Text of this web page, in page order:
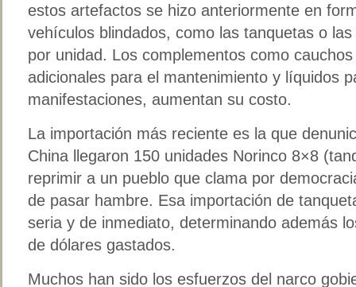
estos artefactos se hizo anteriormente en
vehículos blindados, como las tanquetas o
por unidad. Los complementos como
adicionales para el mantenimiento y líquidos
manifestaciones, aumentan su costo.
La importación más reciente es la que
China llegaron 150 unidades Norinco 8×8
reprimir a un pueblo que clama por
de pasar hambre. Esa importación de
seria y de inmediato, determinando además
de dólares gastados.
Muchos han sido los esfuerzos del narco